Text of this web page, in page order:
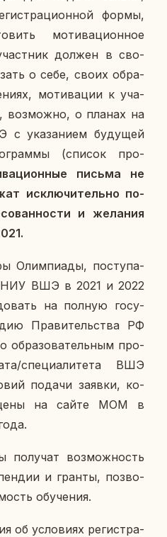
формы,
мо­ти­ва­ци­он­ное
должен в сво­
о себе, своих об­ра­
мо­ти­ва­ции к уча­
о планах на
ука­за­ни­ем бу­ду­щей
(список про­
письма не
ис­клю­чи­тель­но по­
и же­ла­ния
Олим­пи­а­ды, по­сту­па­
ВШЭ в 2021 и 2022
на полную го­су­
Пра­ви­тель­ства РФ
об­ра­зо­ва­тель­ным про­
спе­ци­а­ли­те­та ВШЭ
подачи заявки, ко­
на сайте МОМ в
по­лу­чат воз­мож­ность
и гранты, поз­во­
обу­че­ния.
об усло­ви­ях ре­ги­стра­